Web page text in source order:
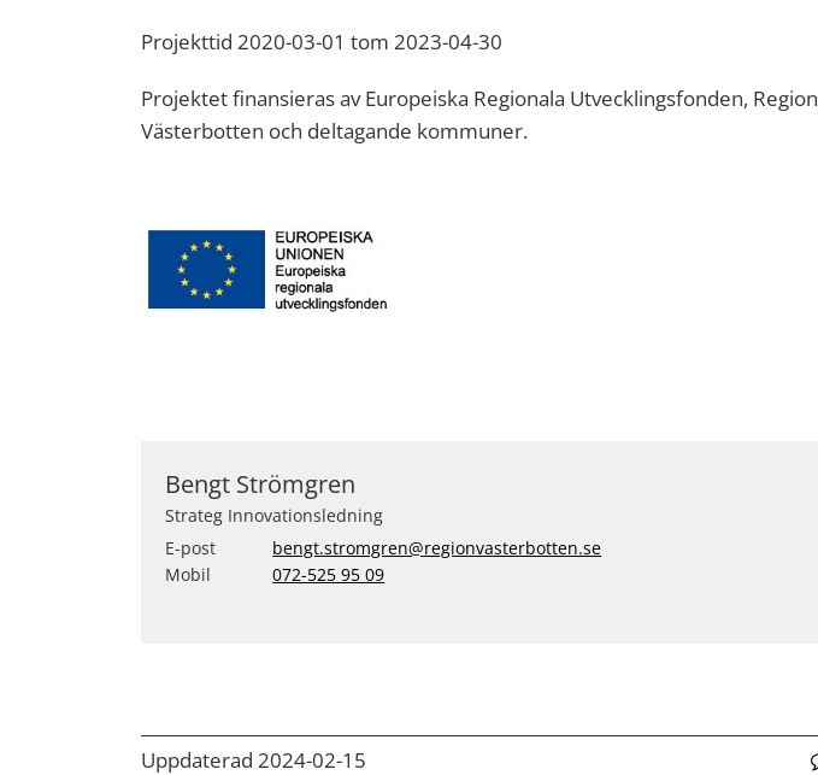
Projekttid 2020-03-01 tom 2023-04-30
Projektet finansieras av Europeiska Regionala Utvecklingsfonden, Region
Västerbotten och deltagande kommuner.
Bengt Strömgren
Strateg Innovationsledning
E-post
bengt.stromgren@regionvasterbotten.se
Mobil
072-525 95 09
Uppdaterad 2024-02-15